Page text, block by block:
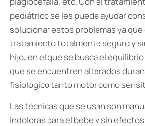
pediátrico se les puede ayudar
solucionar estos problemas ya que
tratamiento totalmente seguro y
hijo, en el que se busca el
que se encuentren alterados
fisiológico tanto motor como
Las técnicas que se usan son
indoloras para el bebe y sin